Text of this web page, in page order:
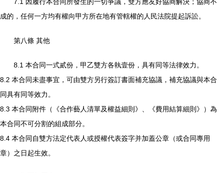
7.1 因履行本合同所發生的一切爭議，雙方應友好協商解決；協商不
成的，任何一方均有權向甲方所在地有管轄權的人民法院提起訴訟。
第八條 其他
8.1 本合同一式貳份，甲乙雙方各執壹份，具有同等法律效力。
8.2 本合同未盡事宜，可由雙方另行簽訂書面補充協議，補充協議與本合
同具有同等效力。
8.3 本合同附件（《合作藝人清單及權益細則》、《費用結算細則》）為
本合同不可分割的組成部分。
8.4 本合同自雙方法定代表人或授權代表簽字并加蓋公章（或合同專用
章）之日起生效。